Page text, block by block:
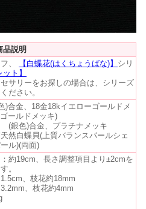
品説明
、 【白蝶花(はくちょうばな)】 シリ
ット】
サリーをお探しの場合は、シリーズ
ださい。
)合金、18金18kイエローゴールドメ
ールドメッキ)
、プラチナメッキ
然白蝶貝(上質バランスパールシェ
ル)(両面)
約19cm、長さ調整項目より±2cmを
。
、枝花約18mm
、枝花約4mm